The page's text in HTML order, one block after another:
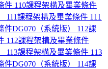
件 110課程架構及畢業條件
111課程架構及畢業條件 111
DG070（系統版）
112課
112課程架構及畢業條件
113課程架構及畢業條件 113
DG070（系統版）
114課